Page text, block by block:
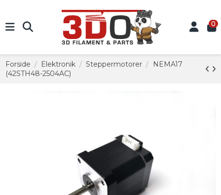
0
Forside Elektronik Steppermotorer
NEMA17
(42STH48-2504AC)